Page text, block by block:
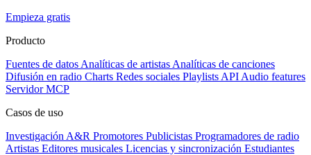
Empieza gratis
Producto
Fuentes de datos Analíticas de artistas Analíticas de canciones
Difusión en radio Charts Redes sociales Playlists API Audio features
Servidor MCP
Casos de uso
Investigación A&R Promotores Publicistas Programadores de radio
Artistas Editores musicales Licencias y sincronización Estudiantes